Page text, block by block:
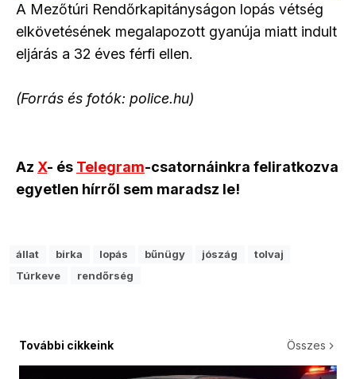
A Mezőtúri Rendőrkapitányságon lopás vétség
elkövetésének megalapozott gyanúja miatt indult
eljárás a 32 éves férfi ellen.
(Forrás és fotók: police.hu)
Az X- és Telegram-csatornáinkra feliratkozva
egyetlen hírről sem maradsz le!
állat birka lopás bűnügy jószág
tolvaj
Túrkeve
rendőrség
További cikkeink Összes